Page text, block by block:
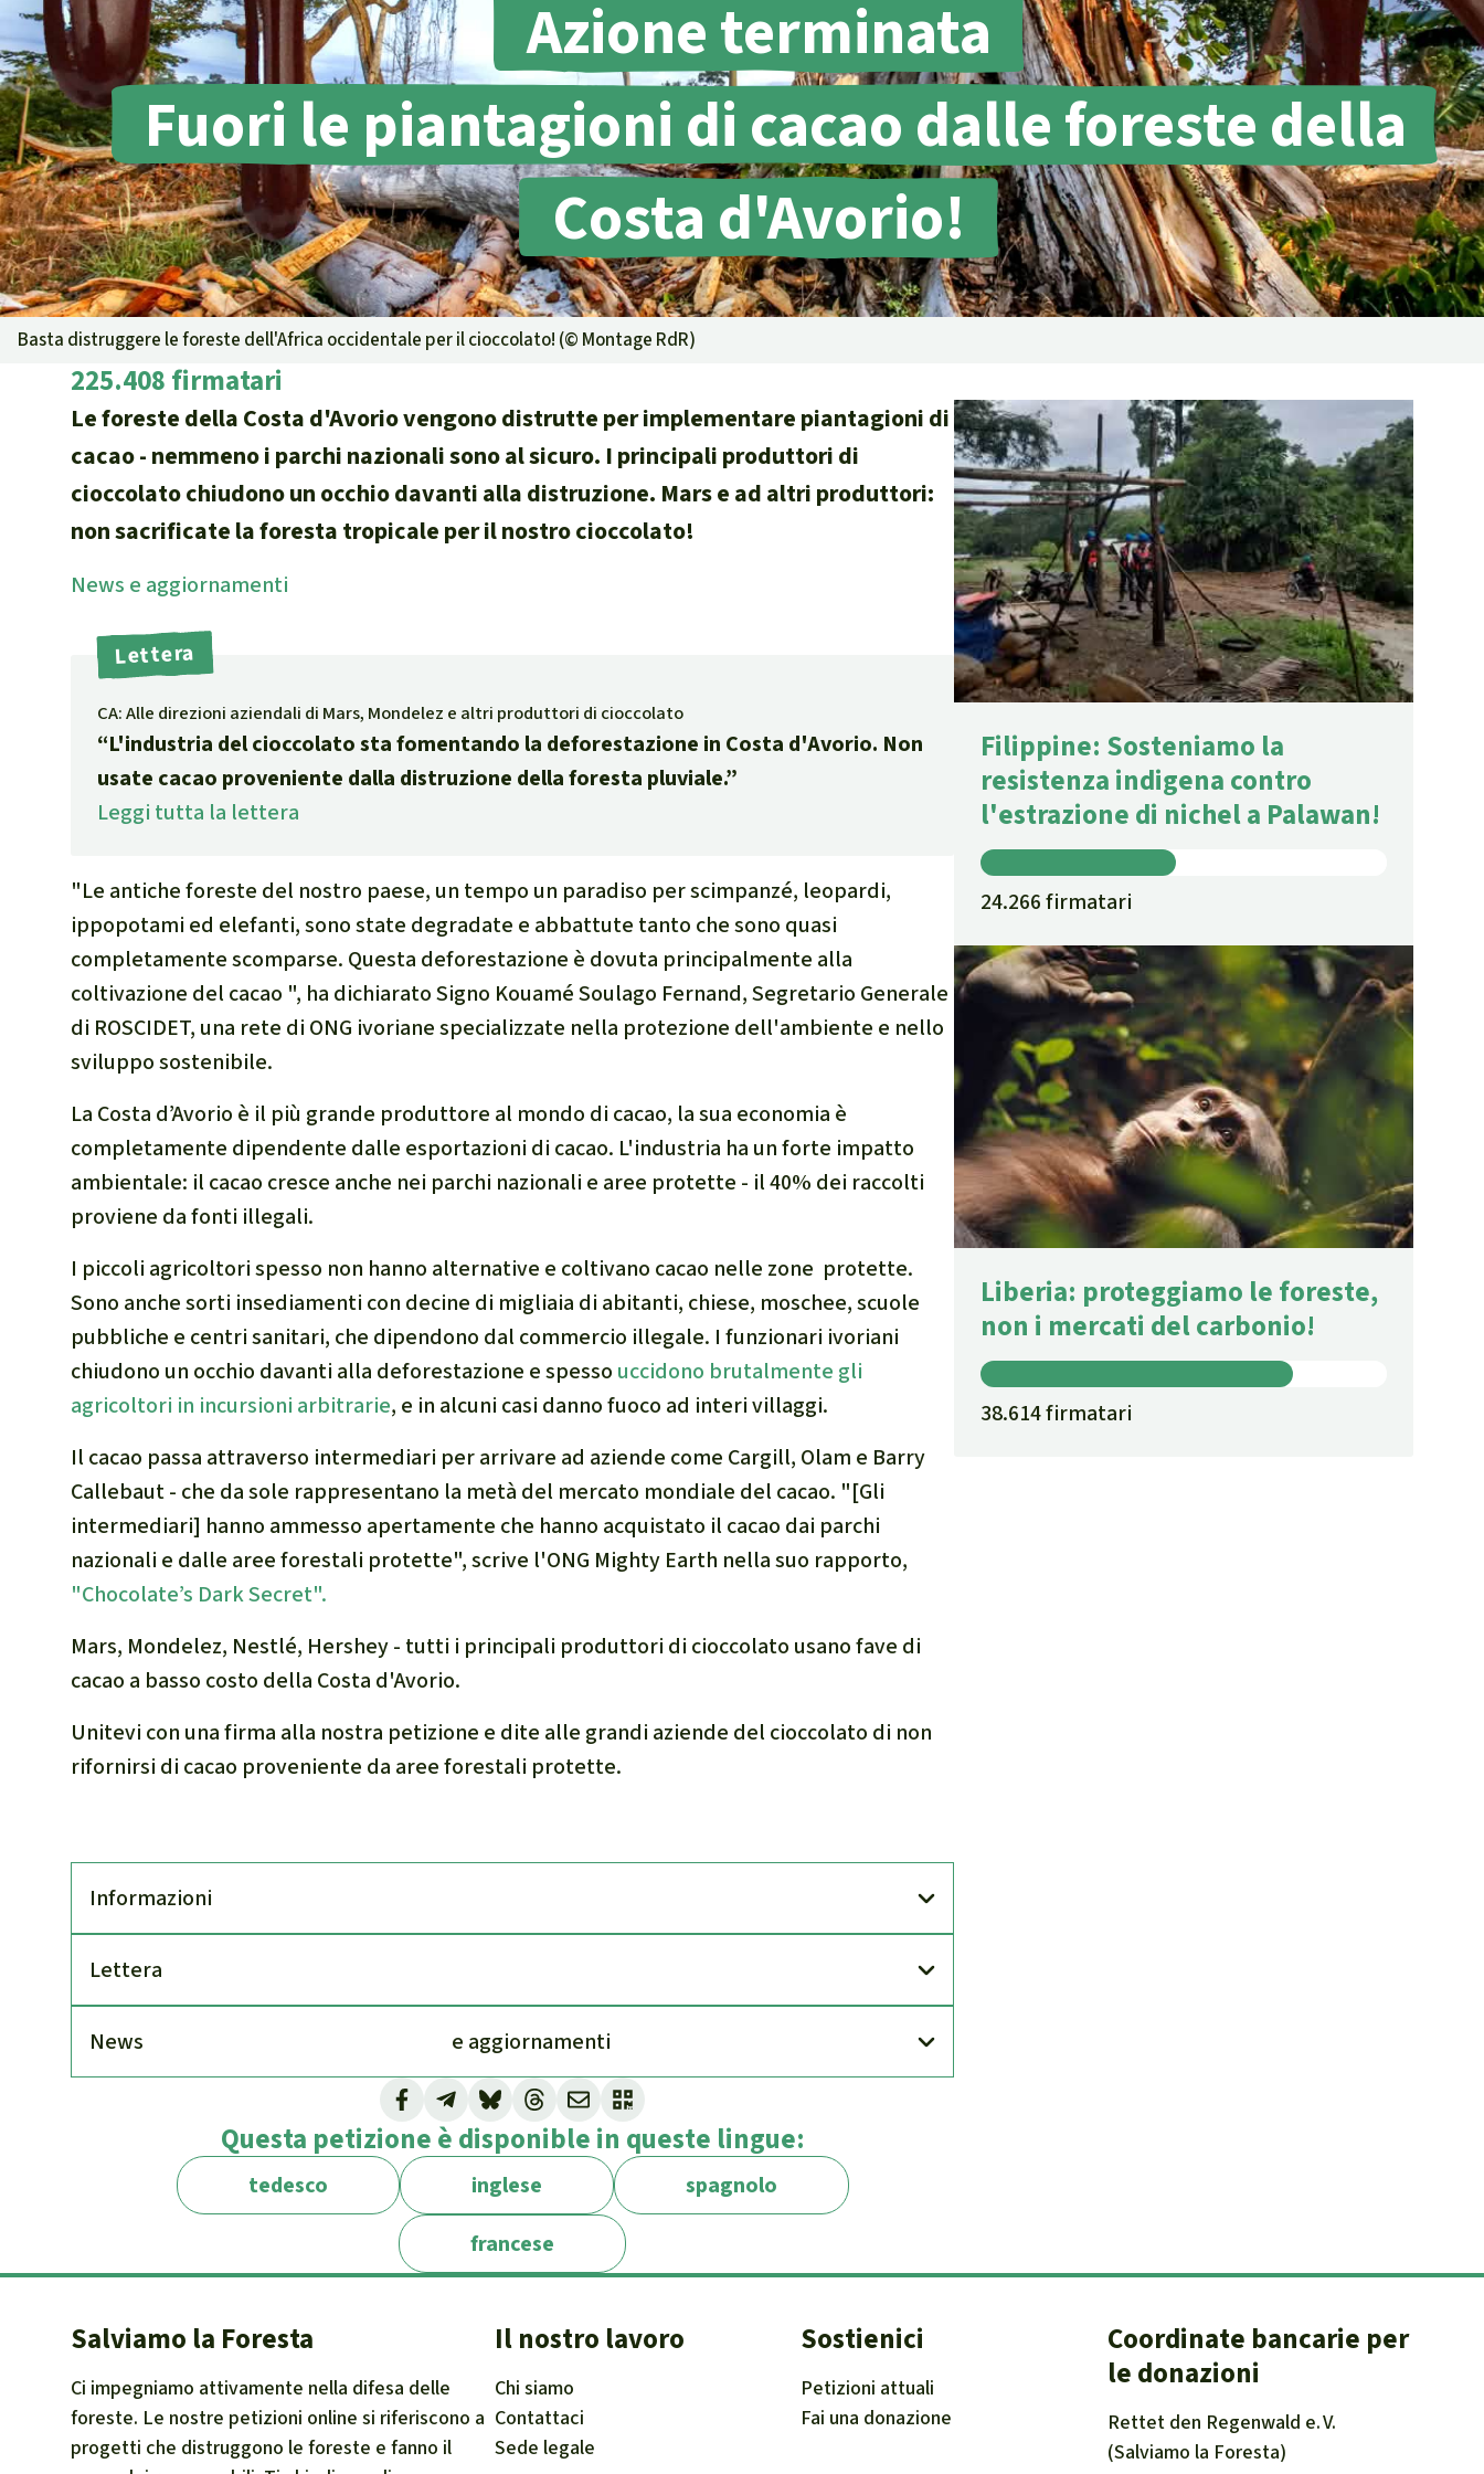
Landgrabbing
Difensori e Difensore
MDL
Soia
Chimalapas
Incendi
Domande e risposte
Alluminio
Criminalità ambientale,
narcotraffico e territori indigeni in
Amazzonia
Chaco
Domande e risposte
Commercio e traffico
internazionale di fauna e flora
Nestlé
Pandemia e ambientalismo
Cambiamento climatico
contrastare gli incendi
forestali
Contribuisci
Basta distruggere le foreste dell'Africa occidentale per il cioccolato! (© Montage RdR)
Azione terminata
Fuori le piantagioni di cacao dalle foreste della
Costa d'Avorio!
225.408 firmatari
Le foreste della Costa d'Avorio vengono distrutte per implementare piantagioni di
cacao - nemmeno i parchi nazionali sono al sicuro. I principali produttori di
cioccolato chiudono un occhio davanti alla distruzione. Mars e ad altri produttori:
non sacrificate la foresta tropicale per il nostro cioccolato!
News e aggior­namenti
Lettera
CA: Alle direzioni aziendali di Mars, Mondelez e altri produttori di cioccolato
“L'industria del cioccolato sta fomentando la deforestazione in Costa d'Avorio. Non
usate cacao proveniente dalla distruzione della foresta pluviale.”
Leggi tutta la lettera
"Le antiche foreste del nostro paese, un tempo un paradiso per scimpanzé, leopardi,
ippopotami ed elefanti, sono state degradate e abbattute tanto che sono quasi
completamente scomparse. Questa deforestazione è dovuta principalmente alla
coltivazione del cacao ", ha dichiarato Signo Kouamé Soulago Fernand, Segretario Generale
di ROSCIDET, una rete di ONG ivoriane specializzate nella protezione dell'ambiente e nello
sviluppo sostenibile.
La Costa d’Avorio è il più grande produttore al mondo di cacao, la sua economia è
completamente dipendente dalle esportazioni di cacao. L'industria ha un forte impatto
ambientale: il cacao cresce anche nei parchi nazionali e aree protette - il 40% dei raccolti
proviene da fonti illegali.
I piccoli agricoltori spesso non hanno alternative e coltivano cacao nelle zone protette.
Sono anche sorti insediamenti con decine di migliaia di abitanti, chiese, moschee, scuole
pubbliche e centri sanitari, che dipendono dal commercio illegale. I funzionari ivoriani
chiudono un occhio davanti alla deforestazione e spesso uccidono brutalmente gli
agricoltori in incursioni arbitrarie, e in alcuni casi danno fuoco ad interi villaggi.
Il cacao passa attraverso intermediari per arrivare ad aziende come Cargill, Olam e Barry
Callebaut - che da sole rappresentano la metà del mercato mondiale del cacao. "[Gli
intermediari] hanno ammesso apertamente che hanno acquistato il cacao dai parchi
nazionali e dalle aree forestali protette", scrive l'ONG Mighty Earth nella suo rapporto,
"Chocolate’s Dark Secret".
Mars, Mondelez, Nestlé, Hershey - tutti i principali produttori di cioccolato usano fave di
cacao a basso costo della Costa d'Avorio.
Unitevi con una firma alla nostra petizione e dite alle grandi aziende del cioccolato di non
rifornirsi di cacao proveniente da aree forestali protette.
Infor­mazioni
Lettera
News e aggior­namenti
Questa petizione è disponible in queste lingue:
tedesco inglese
spagnolo
francese
Filippine: Sosteniamo la
resistenza indigena contro
l'estrazione di nichel a Palawan!
24.266 firmatari
Liberia: proteggiamo le foreste,
non i mercati del carbonio!
38.614 firmatari
Salviamo la Foresta
Ci impegniamo attivamente nella difesa delle
foreste. Le nostre petizioni online si riferiscono a
progetti che distruggono le foreste e fanno il
Il nostro lavoro
Chi siamo
Contattaci
Sede legale
Sostienici
Petizioni attuali
Fai una donazione
Coordinate bancarie per
le donazioni
Rettet den Regenwald e. V.
(Salviamo la Foresta)